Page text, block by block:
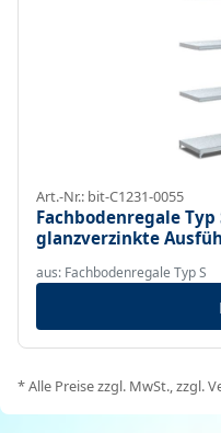
Art.-Nr.: bit-C1231-0055
Fachbodenregale Typ
glanzverzinkte
aus: Fachbodenregale Typ S
* Alle Preise zzgl. MwSt., zzgl.